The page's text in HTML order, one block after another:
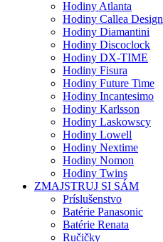
Hodiny Atlanta
Hodiny Callea Design
Hodiny Diamantini
Hodiny Discoclock
Hodiny DX-TIME
Hodiny Fisura
Hodiny Future Time
Hodiny Incantesimo
Hodiny Karlsson
Hodiny Laskowscy
Hodiny Lowell
Hodiny Nextime
Hodiny Nomon
Hodiny Twins
ZMAJSTRUJ SI SÁM
Príslušenstvo
Batérie Panasonic
Batérie Renata
Ručičky